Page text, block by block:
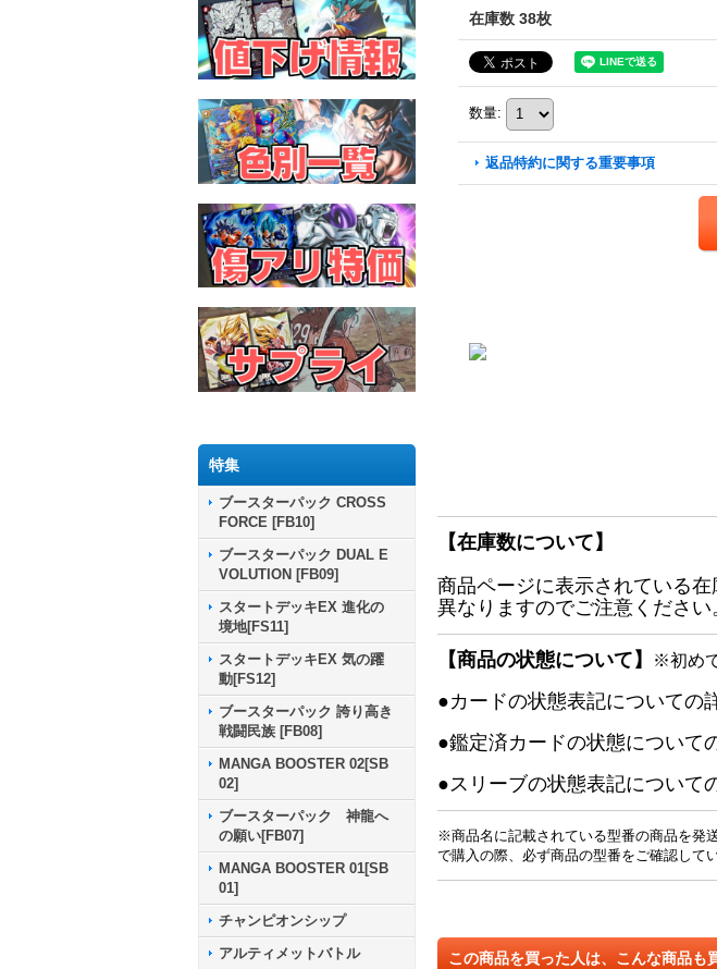
特集
ブースターパック CROSS
FORCE [FB10]
ブースターパック DUAL E
VOLUTION [FB09]
スタートデッキEX 進化の
境地[FS11]
スタートデッキEX 気の躍
動[FS12]
ブースターパック 誇り高き
戦闘民族 [FB08]
MANGA BOOSTER 02[SB
02]
ブースターパック 神龍へ
の願い[FB07]
MANGA BOOSTER 01[SB
01]
チャンピオンシップ
アルティメットバトル
在庫数 38枚
数量:
返品特約に関する重要事項
【在庫数について】
商品ページに表示されている
異なりますのでご注意ください
【商品の状態について】 ※初め
●カードの状態表記についての
●鑑定済カードの状態について
●スリーブの状態表記について
※商品名に記載されている型番の商品を発
で購入の際、必ず商品の型番をご確認して
この商品を買った人は、こんな商品も